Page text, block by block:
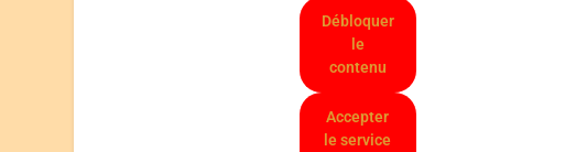
Débloquer
le
contenu
Accepter
le service